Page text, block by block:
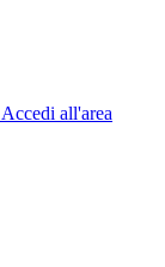
Accedi all'area